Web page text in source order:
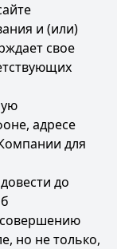
и (или)
свое
адресе
для
до
совершению
но не только,